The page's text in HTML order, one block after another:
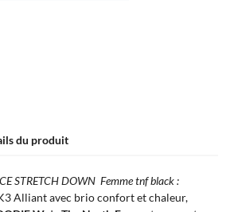
du produit
STRETCH DOWN Femme tnf black :
Alliant avec brio confort et chaleur,